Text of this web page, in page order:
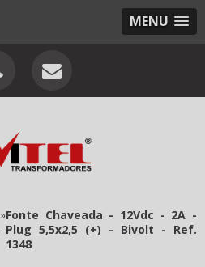
MENU
»Fonte Chaveada - 12Vdc - 2A -
Plug 5,5x2,5 (+) - Bivolt - Ref.
1348